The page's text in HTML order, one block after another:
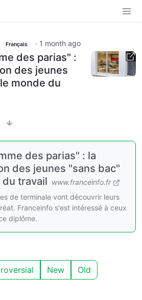
Français · 1 month ago
des parias" :
des jeunes
monde du
des parias" : la
des jeunes "sans bac"
travail www.franceinfo.fr
de terminale vont découvrir leurs
Franceinfo s'est intéressé à ceux
diplôme.
New Old